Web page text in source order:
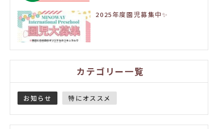
2025年度園児募集中✨
カテゴリー一覧
お知らせ 特にオススメ